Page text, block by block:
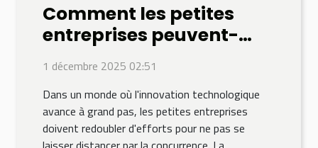
Comment les petites
entreprises peuvent-
elles tirer parti des
technologies
émergentes pour rester
compétitives ?
1 décembre 2025 02:51
Dans un monde où l'innovation technologique
avance à grand pas, les petites entreprises
doivent redoubler d'efforts pour ne pas se